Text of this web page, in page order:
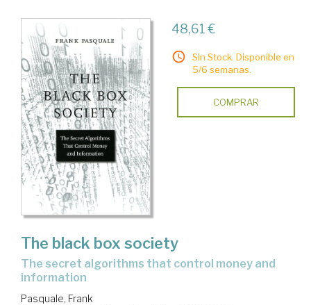
48,61 €
Sin Stock. Disponible en
5/6 semanas.
COMPRAR
The black box society
the secret algorithms that control money and
information
Pasquale, Frank